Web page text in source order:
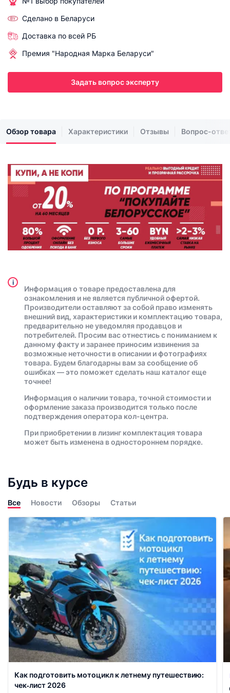
Сделано в Беларуси
Доставка по всей РБ
Премия "Народная Марка Беларуси"
Задать вопрос эксперту
Обзор товара Характеристики Отзывы Вопрос-
i
Информация о товаре предоставлена для
ознакомления и не является публичной офертой.
Производители оставляют за собой право изменять
внешний вид, характеристики и комплектацию товара,
предварительно не уведомляя продавцов и
потребителей. Просим вас отнестись с пониманием к
данному факту и заранее приносим извинения за
возможные неточности в описании и фотографиях
товара. Будем благодарны вам за сообщение об
ошибках — это поможет сделать наш каталог еще
точнее!
Информация о наличии товара, точной стоимости и
оформление заказа производится только после
подтверждения оператора кол-центра.
При приобретении в лизинг комплектация товара
может быть изменена в одностороннем порядке.
Будь в курсе
Все Новости Обзоры Статьи
Как подготовить мотоцикл к летнему путешествию:
чек‑лист 2026